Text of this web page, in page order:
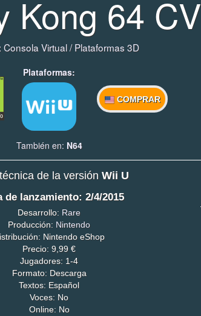
Kong 64 CV
Consola Virtual/Plataformas 3D
Plataformas:
COMPRAR
También en: N64
de la versión Wii U
de lanzamiento: 2/4/2015
Desarrollo: Rare
Producción: Nintendo
Nintendo eShop
Precio: 9,99 €
Jugadores: 1-4
Formato: Descarga
Textos: Español
Voces: No
Online: No